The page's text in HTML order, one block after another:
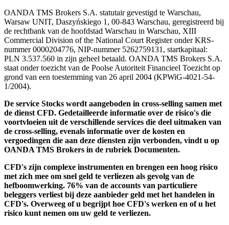
OANDA TMS Brokers S.A. statutair gevestigd te Warschau,
Warsaw UNIT, Daszyńskiego 1, 00-843 Warschau, geregistreerd bij
de rechtbank van de hoofdstad Warschau in Warschau, XIII
Commercial Division of the National Court Register onder KRS-
nummer 0000204776, NIP-nummer 5262759131, startkapitaal:
PLN 3.537.560 in zijn geheel betaald. OANDA TMS Brokers S.A.
staat onder toezicht van de Poolse Autoriteit Financieel Toezicht op
grond van een toestemming van 26 april 2004 (KPWiG-4021-54-
1/2004).
De service Stocks wordt aangeboden in cross-selling samen met
de dienst CFD. Gedetailleerde informatie over de risico's die
voortvloeien uit de verschillende services die deel uitmaken van
de cross-selling, evenals informatie over de kosten en
vergoedingen die aan deze diensten zijn verbonden, vindt u op
OANDA TMS Brokers in de rubriek Documenten.
CFD's zijn complexe instrumenten en brengen een hoog risico
met zich mee om snel geld te verliezen als gevolg van de
hefboomwerking. 76% van de accounts van particuliere
beleggers verliest bij deze aanbieder geld met het handelen in
CFD's. Overweeg of u begrijpt hoe CFD's werken en of u het
risico kunt nemen om uw geld te verliezen.